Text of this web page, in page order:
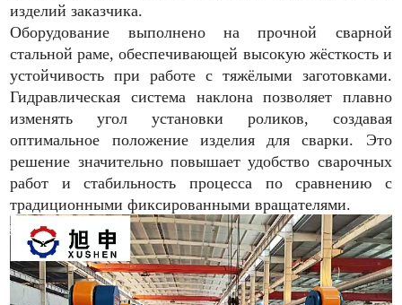
изделий заказчика.
Оборудование выполнено на прочной сварной
стальной раме, обеспечивающей высокую жёсткость и
устойчивость при работе с тяжёлыми заготовками.
Гидравлическая система наклона позволяет плавно
изменять угол установки роликов, создавая
оптимальное положение изделия для сварки. Это
решение значительно повышает удобство сварочных
работ и стабильность процесса по сравнению с
традиционными фиксированными вращателями.